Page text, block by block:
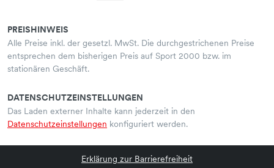
PREISHINWEIS
Alle Preise inkl. der gesetzl. MwSt. Die durchgestrichenen Preise
entsprechen dem bisherigen Preis auf Sport 2000 bzw. im
stationären Geschäft.
DATENSCHUTZEINSTELLUNGEN
Das Laden externer Inhalte kann jederzeit in den
Datenschutzeinstellungen konfiguriert werden.
Erklärung zur Barrierefreiheit